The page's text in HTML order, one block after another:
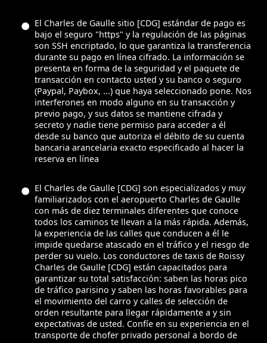
El Charles de Gaulle sitio [CDG] estándar de pago es
bajo el seguro "https" y la regulación de las páginas
son SSH encriptado, lo que garantiza la transferencia
durante su pago en línea cifrado. La información se
presenta en forma de la seguridad y el paquete de
transacción en contacto usted y su banco o seguro
(Paypal, Paybox, ...) que haya seleccionado pone. Nos
interferones en modo alguno en su transacción y
previo pago, y sus datos se mantiene cifrada y
secreto y nadie tiene permiso para acceder a él
desde su banco que autoriza el débito de su cuenta
bancaria arancelaria exacto especificado al hacer la
reserva en línea
El Charles de Gaulle [CDG] son especializados y muy
familiarizados con el aeropuerto Charles de Gaulle
con más de diez terminales diferentes que conoce
todos los caminos te llevan a la más rápida. Además,
la experiencia de las calles que conducen a él le
impide quedarse atascado en el tráfico y el riesgo de
perder su vuelo. Los conductores de taxis de Roissy
Charles de Gaulle [CDG] están capacitados para
garantizar su total satisfacción: saben las horas pico
de tráfico parisino y saben las horas favorables para
el movimiento del carro y calles de selección de
orden resultante para llegar rápidamente a y sin
expectativas de usted. Confíe en su experiencia en el
transporte de chofer privado personal a bordo de